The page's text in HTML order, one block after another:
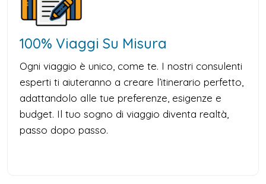
100% Viaggi Su Misura
Ogni viaggio è unico, come te. I nostri consulenti
esperti ti aiuteranno a creare l’itinerario perfetto,
adattandolo alle tue preferenze, esigenze e
budget. Il tuo sogno di viaggio diventa realtà,
passo dopo passo.